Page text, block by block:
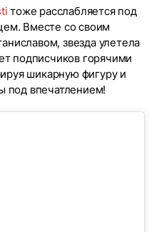
тоже расслабляется под
Вместе со своим
звезда улетела
подписчиков горячими
шикарную фигуру и
под впечатлением!